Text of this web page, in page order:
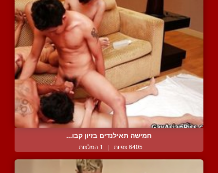
חמישה תאילנדים בזיון קבו...
6405 צפיות | 1 המלצות